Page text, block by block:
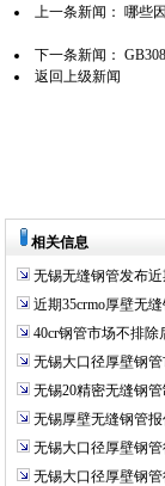
上一条新闻： 哪些
下一条新闻：
返回上级新闻
相关信息
无锡无缝钢管发布
近期35crmo厚壁无
40cr钢管市场不排除
无锡大口径厚壁钢
无锡20精密无缝钢
无锡厚壁无缝钢管
无锡大口径厚壁钢
无锡大口径厚壁钢